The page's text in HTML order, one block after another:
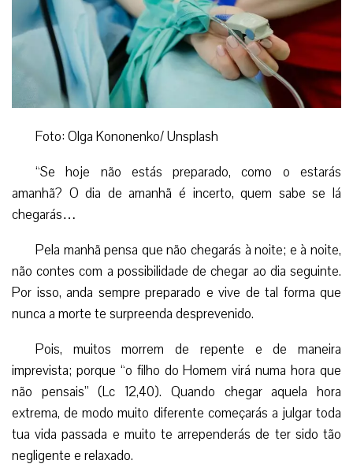
Foto: Olga Kononenko/ Unsplash
“Se hoje não estás preparado, como o estarás
amanhã? O dia de amanhã é incerto, quem sabe se lá
chegarás…
Pela manhã pensa que não chegarás à noite; e à noite,
não contes com a possibilidade de chegar ao dia seguinte.
Por isso, anda sempre preparado e vive de tal forma que
nunca a morte te surpreenda desprevenido.
Pois, muitos morrem de repente e de maneira
imprevista; porque “o filho do Homem virá numa hora que
não pensais” (Lc 12,40). Quando chegar aquela hora
extrema, de modo muito diferente começarás a julgar toda
tua vida passada e muito te arrependerás de ter sido tão
negligente e relaxado.